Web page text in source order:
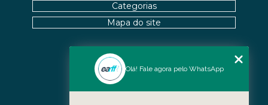
Nossas Unidades
Categorias
Mapa do site
Olá! Fale agora pelo WhatsApp